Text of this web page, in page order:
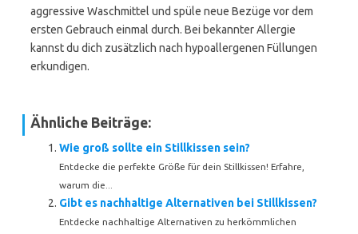
aggressive Waschmittel und spüle neue Bezüge vor dem
ersten Gebrauch einmal durch. Bei bekannter Allergie
kannst du dich zusätzlich nach hypoallergenen Füllungen
erkundigen.
Ähnliche Beiträge:
Wie groß sollte ein Stillkissen sein?
Entdecke die perfekte Größe für dein Stillkissen! Erfahre,
warum die...
Gibt es nachhaltige Alternativen bei Stillkissen?
Entdecke nachhaltige Alternativen zu herkömmlichen